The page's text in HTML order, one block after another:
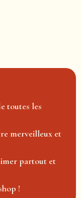
toutes les
merveilleux et
partout et
!